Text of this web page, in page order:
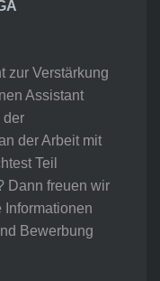
zur Verstärkung
Assistant
der
der Arbeit mit
Teil
Dann freuen wir
Informationen
Bewerbung